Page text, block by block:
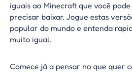
iguais ao Minecraft que você
precisar baixar. Jogue estas
popular do mundo e entenda
muito igual.
Comece já a pensar no que quer